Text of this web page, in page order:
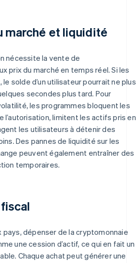
marché et liquidité
nécessite la vente de
prix du marché en temps réel. Si les
solde d’un utilisateur pourrait ne plus
secondes plus tard. Pour
les programmes bloquent les
l’autorisation, limitent les actifs pris en
les utilisateurs à détenir des
Des pannes de liquidité sur les
peuvent également entraîner des
temporaires.
pays, dépenser de la cryptomonnaie
une cession d’actif, ce qui en fait un
Chaque achat peut générer une